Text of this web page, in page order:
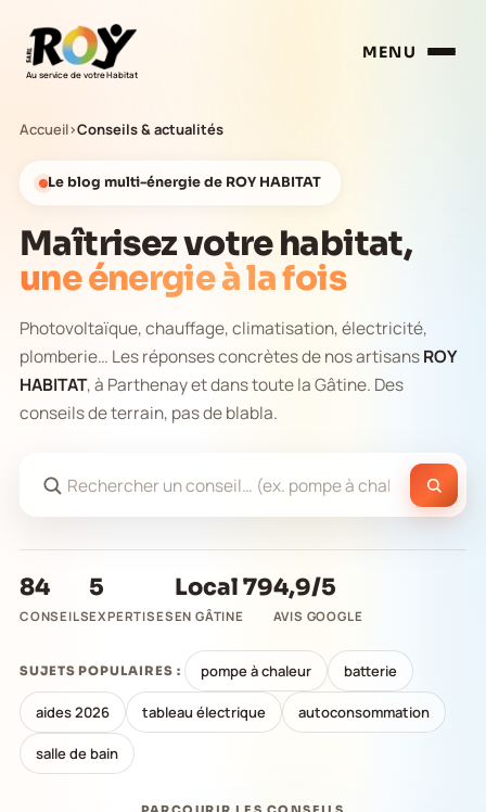
Au service de votre Habitat
MENU
Accueil›Conseils & actualités
Le blog multi-énergie de ROY HABITAT
Maîtrisez votre habitat,
une énergie à la fois
Photovoltaïque, chauffage, climatisation, électricité,
plomberie… Les réponses concrètes de nos artisansROY
HABITAT, à Parthenay et dans toute la Gâtine. Des
conseils de terrain, pas de blabla.
84
CONSEILS
5
EXPERTISES
Local 79
EN GÂTINE
4,9/5
AVIS GOOGLE
SUJETS POPULAIRES : pompe à chaleur batterie
aides 2026 tableau électrique autoconsommation
salle de bain